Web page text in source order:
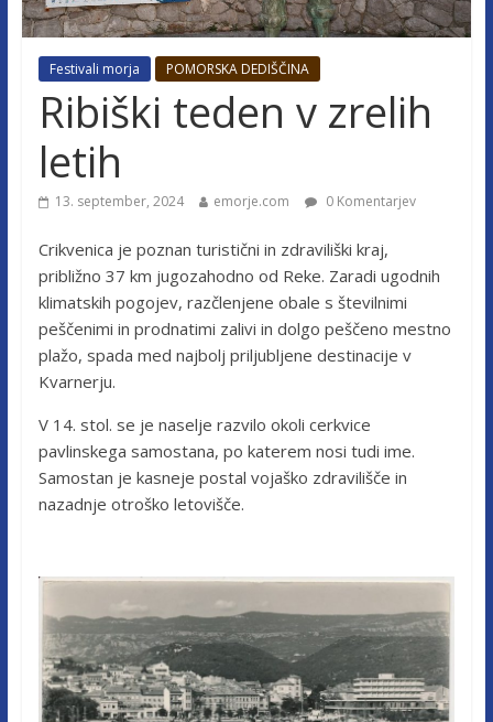
Festivali morja POMORSKA DEDIŠČINA
Ribiški teden v zrelih
letih
13. september, 2024 emorje.com 0 Komentarjev
Crikvenica je poznan turistični in zdraviliški kraj,
približno 37 km jugozahodno od Reke. Zaradi ugodnih
klimatskih pogojev, razčlenjene obale s številnimi
peščenimi in prodnatimi zalivi in dolgo peščeno mestno
plažo, spada med najbolj priljubljene destinacije v
Kvarnerju.
V 14. stol. se je naselje razvilo okoli cerkvice
pavlinskega samostana, po katerem nosi tudi ime.
Samostan je kasneje postal vojaško zdravilišče in
nazadnje otroško letovišče.